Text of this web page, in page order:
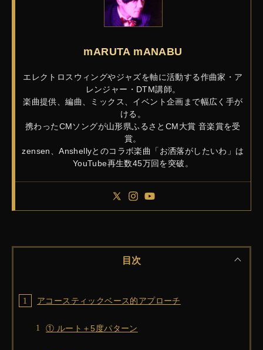
mARUTA mANABU
エレクトロスウィングやジャズを軸に活動する作曲家・ア
レンジャー・DTM講師。
楽曲提供、編曲、ミックス、イベント企画まで幅広く手が
ける。
携わったCMソングが山形県ふるさとCM大賞 音楽賞を受
賞。
zensen、Anshellyとのコラボ楽曲「お洒落がしたいわ」は
YouTube再生数45万回を突破。
目次
アコースティックベース的アプローチ
① ルート＋5度パターン